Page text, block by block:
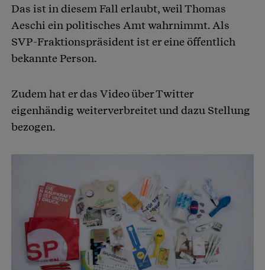
Das ist in diesem Fall erlaubt, weil Thomas
Aeschi ein politisches Amt wahrnimmt. Als
SVP-Fraktionspräsident ist er eine öffentlich
bekannte Person.
Zudem hat er das Video über Twitter
eigenhändig weiterverbreitet und dazu Stellung
bezogen.